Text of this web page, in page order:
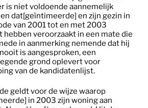
is niet voldoende aannemelijk
dat[geïntimeerde] en zijn gezin in
van 2001 tot en met 2003
hebben veroorzaakt in een mate die
in aanmerking nemende dat hij
is aangesproken, een
grond oplevert voor
van de kandidatenlijst.
geldt voor de wijze waarop
in 2003 zijn woning aan